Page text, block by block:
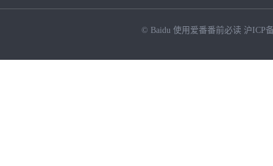
© Baidu 使用爱番番前必读 沪ICP